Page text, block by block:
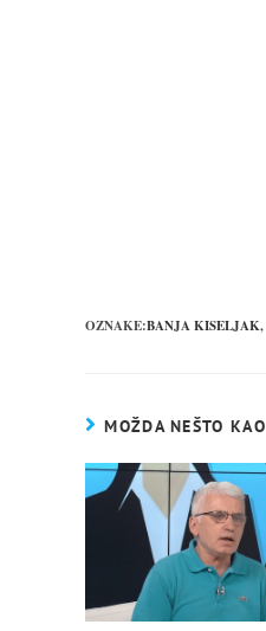
OZNAKE:BANJA KISELJAK,
MOŽDA NEŠTO KAO